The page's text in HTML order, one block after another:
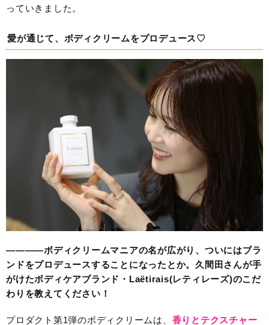
っていきました。
愛が通じて、ボディクリームをプロデュース♡
————ボディクリームマニアの名が広がり、ついにはブラ
ンドをプロデュースすることになったとか。 久間田さんが手
がけたボディケアブランド・Laëtirais(レティレーズ)のこだ
わりを教えてください！
プロダクト第1弾のボディクリームは、 香りとテクスチャー